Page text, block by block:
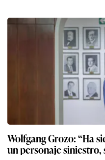
Alejandro Toledo y su